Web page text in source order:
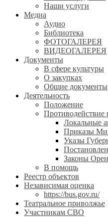
Наши услуги
Медиа
Аудио
Библиотека
ФОТОГАЛЕРЕЯ
ВИДЕОГАЛЕРЕЯ
Документы
В сфере культуры
О закупках
Общие документы
Деятельность
Положение
Противодействие
Локальные
Приказы
Указы
Законы
В помощь
Реестр объектов
Независимая оценка
https://bus.gov.ru/
Театральное приволжье
Участникам СВО